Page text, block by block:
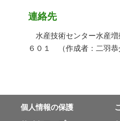
連絡先
水産技術センター水産
６０１ （作成者：二羽恭
個⼈情報の保護